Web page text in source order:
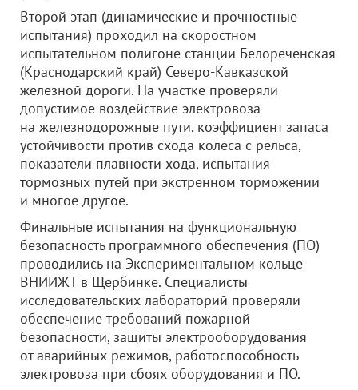
Второй этап (динамические и прочностные
испытания) проходил на скоростном
испытательном полигоне станции Белореченская
(Краснодарский край) Северо-Кавказской
железной дороги. На участке проверяли
допустимое воздействие электровоза
на железнодорожные пути, коэффициент запаса
устойчивости против схода колеса с рельса,
показатели плавности хода, испытания
тормозных путей при экстренном торможении
и многое другое.
Финальные испытания на функциональную
безопасность программного обеспечения (ПО)
проводились на Экспериментальном кольце
ВНИИЖТ в Щербинке. Специалисты
исследовательских лабораторий проверяли
обеспечение требований пожарной
безопасности, защиты электрооборудования
от аварийных режимов, работоспособность
электровоза при сбоях оборудования и ПО.